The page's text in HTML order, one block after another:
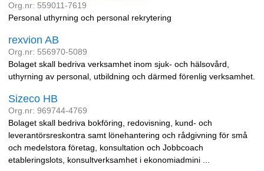
Org.nr: 559011-7619
Personal uthyrning och personal rekrytering
rexvion AB
Org.nr: 556970-5089
Bolaget skall bedriva verksamhet inom sjuk- och hälsovård,
uthyrning av personal, utbildning och därmed förenlig verksamhet.
Sizeco HB
Org.nr: 969744-4769
Bolaget skall bedriva bokföring, redovisning, kund- och
leverantörsreskontra samt lönehantering och rådgivning för små
och medelstora företag, konsultation och Jobbcoach
etableringslots, konsultverksamhet i ekonomiadmini ...